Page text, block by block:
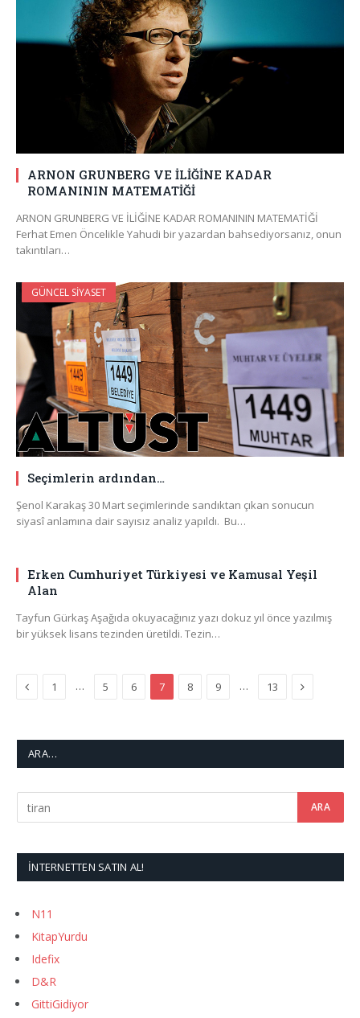
ARNON GRUNBERG VE İLİĞİNE KADAR
ROMANININ MATEMATİĞİ
ARNON GRUNBERG VE İLİĞİNE KADAR ROMANININ MATEMATİĞİ
Ferhat Emen Öncelikle Yahudi bir yazardan bahsediyorsanız, onun
takıntıları…
GÜNCEL SIYASET
Seçimlerin ardından…
Şenol Karakaş 30 Mart seçimlerinde sandıktan çıkan sonucun
siyasî anlamına dair sayısız analiz yapıldı. Bu…
Erken Cumhuriyet Türkiyesi ve Kamusal Yeşil
Alan
Tayfun Gürkaş Aşağıda okuyacağınız yazı dokuz yıl önce yazılmış
bir yüksek lisans tezinden üretildi. Tezin…
Previous
1 … 5 6 7 8 9 … 13 Next
ARA…
İNTERNETTEN SATIN AL!
N11
KitapYurdu
Idefix
D&R
GittiGidiyor